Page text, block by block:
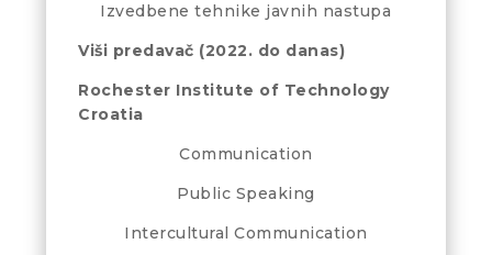
Izvedbene tehnike javnih nastupa
Viši predavač (2022. do danas)
Rochester Institute of Technology
Croatia
Communication
Public Speaking
Intercultural Communication